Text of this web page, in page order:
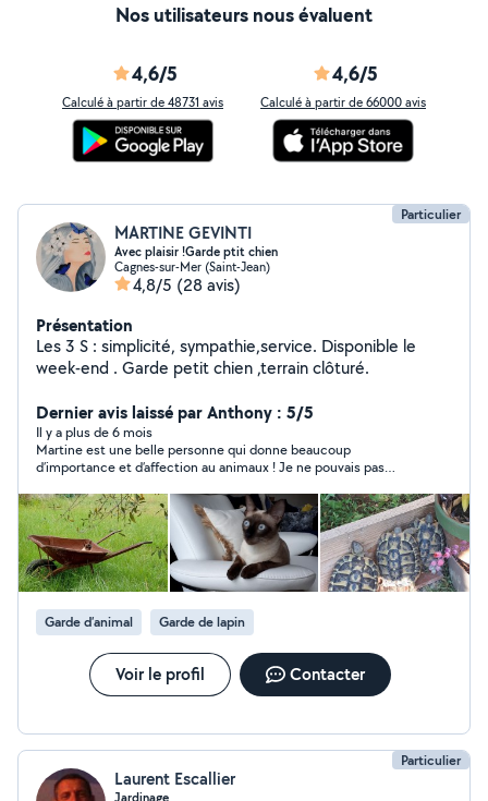
Nos utilisateurs nous évaluent
4,6/5
Calculé à partir de 48731 avis
4,6/5
Calculé à partir de 66000 avis
Particulier
MARTINE GEVINTI
Avec plaisir !Garde ptit chien
Cagnes-sur-Mer (Saint-Jean)
4,8/5 (28 avis)
Présentation
Les 3 S : simplicité, sympathie,service. Disponible le
week-end . Garde petit chien ,terrain clôturé.
Dernier avis laissé par Anthony : 5/5
Il y a plus de 6 mois
Martine est une belle personne qui donne beaucoup
d’importance et d’affection au animaux ! Je ne pouvais pas
laissant mon appartement pour la garde de mon petit chat
Simba et j’ ai été plus que satisfait !! Je recommande Martine
sérieusement ! Encore merci beaucoup ☺️
Garde d’animal Garde de lapin
Voir le profil Contacter
Particulier
Laurent Escallier